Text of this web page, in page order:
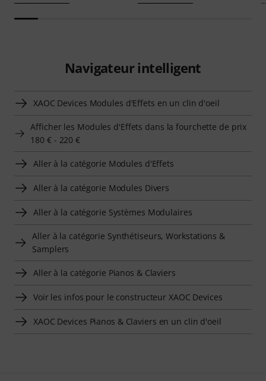
Navigateur intelligent
XAOC Devices Modules d'Effets en un clin d'oeil
Afficher les Modules d'Effets dans la fourchette de prix
180 € - 220 €
Aller à la catégorie Modules d'Effets
Aller à la catégorie Modules Divers
Aller à la catégorie Systèmes Modulaires
Aller à la catégorie Synthétiseurs, Workstations &
Samplers
Aller à la catégorie Pianos & Claviers
Voir les infos pour le constructeur XAOC Devices
XAOC Devices Pianos & Claviers en un clin d'oeil